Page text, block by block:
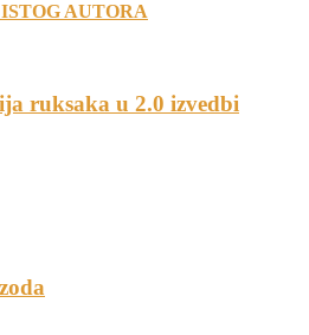
AUTORA
ruksaka u 2.0 izvedbi